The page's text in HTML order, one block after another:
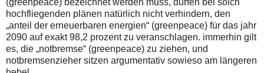
hochfliegenden plänen natürlich nicht verhindern, den
„anteil der erneuerbaren energien“ (greenpeace) für das jahr
2090 auf exakt 98,2 prozent zu veranschlagen. immerhin gilt
es, die „notbremse“ (greenpeace) zu ziehen, und
notbremsenzieher sitzen argumentativ sowieso am längeren